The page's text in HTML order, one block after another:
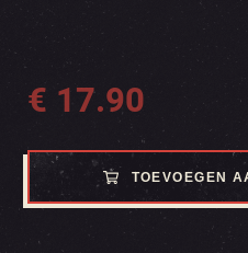
€ 17.90
TOEVOEGEN